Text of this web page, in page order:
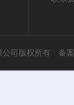
公司版权所有 备